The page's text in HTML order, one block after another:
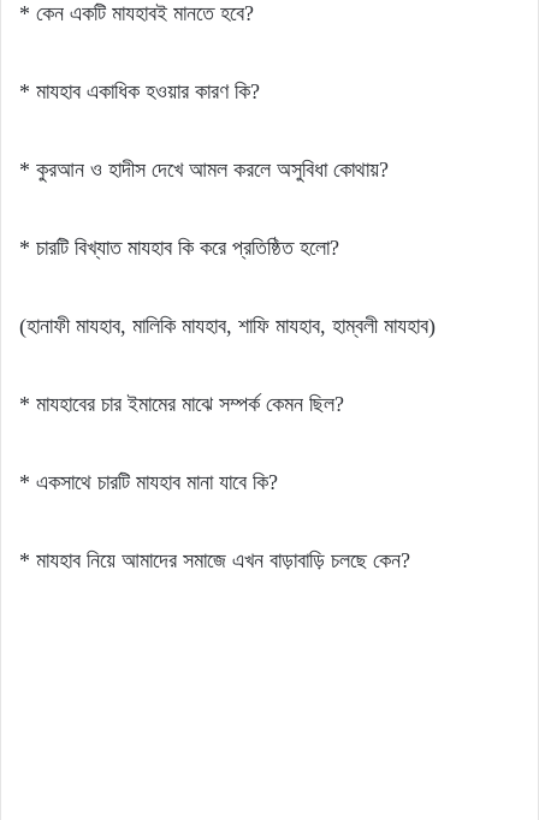
* কেন একটি মাযহাবই মানতে হবে?
* মাযহাব একাধিক হওয়ার কারণ কি?
* কুরআন ও হাদীস দেখে আমল করলে অসুবিধা কোথায়?
* চারটি বিখ্যাত মাযহাব কি করে প্রতিষ্ঠিত হলো?
(হানাফী মাযহাব, মালিকি মাযহাব, শাফি মাযহাব, হাম্বলী মাযহাব)
* মাযহাবের চার ইমামের মাঝে সম্পর্ক কেমন ছিল?
* একসাথে চারটি মাযহাব মানা যাবে কি?
* মাযহাব নিয়ে আমাদের সমাজে এখন বাড়াবাড়ি চলছে কেন?